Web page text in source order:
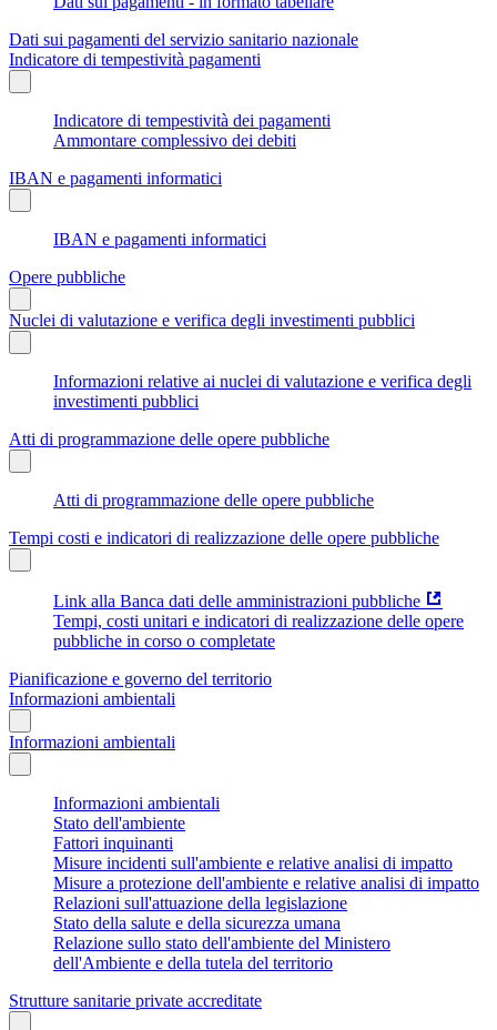
Dati sui pagamenti del servizio sanitario nazionale
Indicatore di tempestività pagamenti
Indicatore di tempestività dei pagamenti
Ammontare complessivo dei debiti
IBAN e pagamenti informatici
IBAN e pagamenti informatici
Opere pubbliche
Nuclei di valutazione e verifica degli investimenti pubblici
Informazioni relative ai nuclei di valutazione e verifica degli
investimenti pubblici
Atti di programmazione delle opere pubbliche
Atti di programmazione delle opere pubbliche
Tempi costi e indicatori di realizzazione delle opere pubbliche
Link alla Banca dati delle amministrazioni pubbliche
Tempi, costi unitari e indicatori di realizzazione delle opere
pubbliche in corso o completate
Pianificazione e governo del territorio
Informazioni ambientali
Informazioni ambientali
Informazioni ambientali
Stato dell'ambiente
Fattori inquinanti
Misure incidenti sull'ambiente e relative analisi di impatto
Misure a protezione dell'ambiente e relative analisi di impatto
Relazioni sull'attuazione della legislazione
Stato della salute e della sicurezza umana
Relazione sullo stato dell'ambiente del Ministero
dell'Ambiente e della tutela del territorio
Strutture sanitarie private accreditate